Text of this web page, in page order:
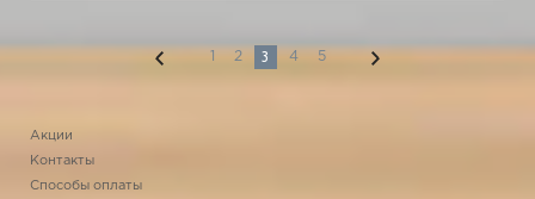
1 2 3 4 5
Акции
Контакты
Способы оплаты